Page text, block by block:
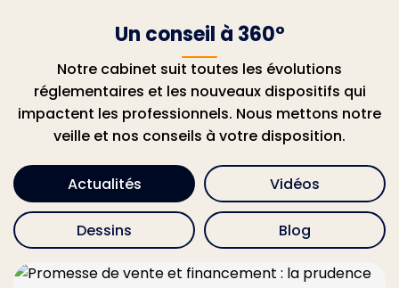
Un conseil à 360°
Notre cabinet suit toutes les évolutions
réglementaires et les nouveaux dispositifs qui
impactent les professionnels. Nous mettons notre
veille et nos conseils à votre disposition.
Actualités Vidéos
Dessins Blog